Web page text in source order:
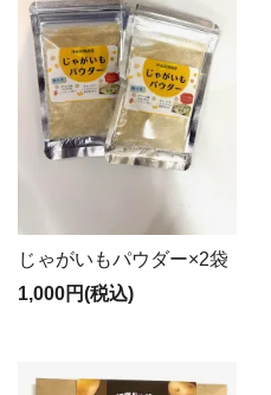
じゃがいもパウダー×2袋
1,000円(税込)